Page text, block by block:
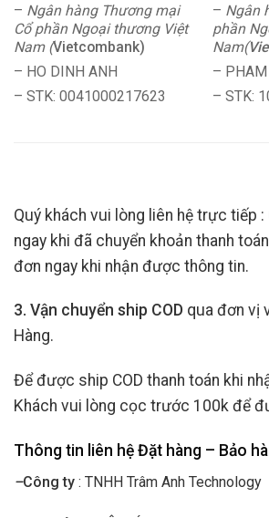
– Ngân hàng Thương mại
Cổ phần Ngoại thương Việt
Nam (Vietcombank)
– HO DINH ANH
– STK: 0041000217623
– Ngân
phần
Nam(
–
– STK:
Quý khách vui lòng liên hệ trực tiếp :
ngay khi đã chuyển khoản thanh
đơn ngay khi nhận được thông tin.
3. Vận chuyển ship COD qua đơn vị
Hàng.
Để được ship COD thanh toán khi
Khách vui lòng cọc trước 100k để
Thông tin liên hệ Đặt hàng – Bảo
–Công ty : TNHH Trâm Anh Technology